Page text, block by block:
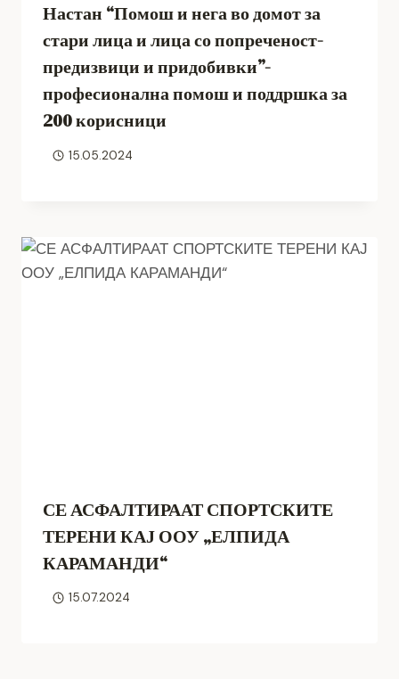
Настан “Помош и нега во домот за
стари лица и лица со попреченост-
предизвици и придобивки”-
професионална помош и поддршка за
200 корисници
15.05.2024
СЕ АСФАЛТИРААТ СПОРТСКИТЕ
ТЕРЕНИ КАЈ ООУ „ЕЛПИДА
КАРАМАНДИ“
15.07.2024